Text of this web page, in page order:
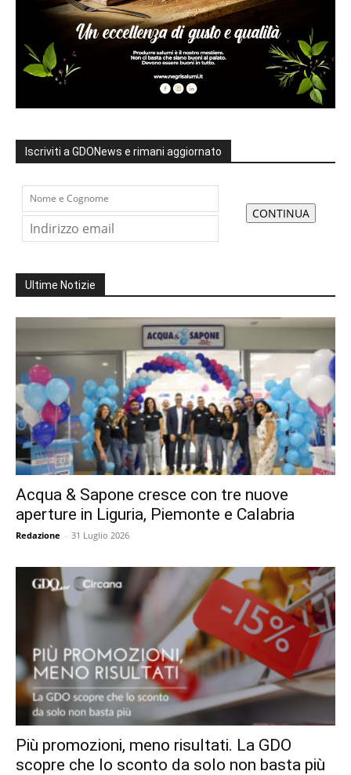
Iscriviti a GDONews e rimani aggiornato
Ultime Notizie
Acqua & Sapone cresce con tre nuove
aperture in Liguria, Piemonte e Calabria
Redazione - 31 Luglio 2026
Più promozioni, meno risultati. La GDO
scopre che lo sconto da solo non basta più